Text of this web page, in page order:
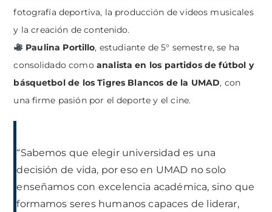
fotografía deportiva, la producción de videos musicales
y la creación de contenido.
Paulina Portillo, estudiante de 5° semestre, se ha
consolidado como analista en los partidos de fútbol y
básquetbol de los Tigres Blancos de la UMAD, con
una firme pasión por el deporte y el cine.
“Sabemos que elegir universidad es una
decisión de vida, por eso en UMAD no solo
enseñamos con excelencia académica, sino que
formamos seres humanos capaces de liderar,